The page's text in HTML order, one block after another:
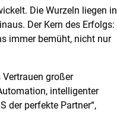
Die Wurzeln liegen in
Der Kern des Erfolgs:
immer bemüht, nicht nur
Vertrauen großer
intelligenter
der perfekte Partner“,